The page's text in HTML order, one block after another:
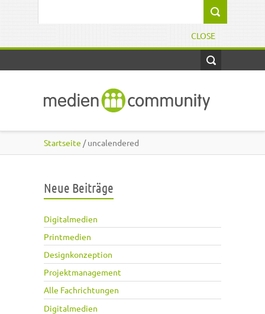
CLOSE
Startseite / uncalendered
Neue Beiträge
Digitalmedien
Printmedien
Designkonzeption
Projektmanagement
Alle Fachrichtungen
Digitalmedien